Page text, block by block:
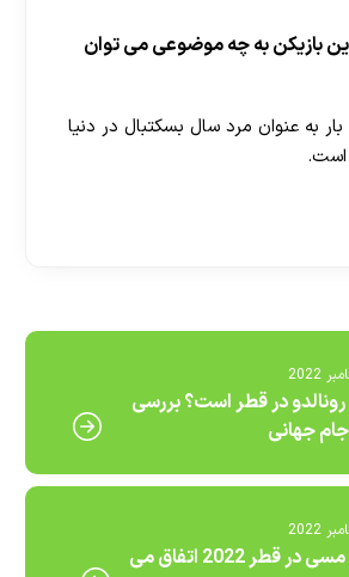
این بازیکن به چه موضوعی می توان
این بازیکن 3 بار به عنوان مرد سال بسکتبال در دنیا
است.
در قطر است؟ بررسی
جام جهانی
آخرین جام جهانی مسی در قطر 2022 اتفاق می